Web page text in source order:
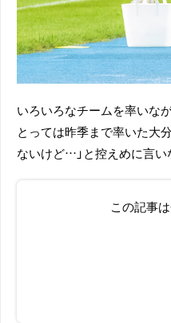
いろいろなチームを率いな
とっては昨季まで率いた大
ないけど…」と控えめに言い
この記事